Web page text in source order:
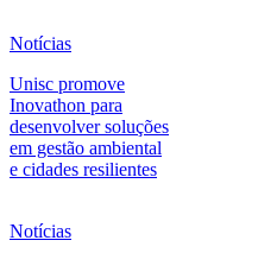
Notícias
Unisc promove
Inovathon para
desenvolver soluções
em gestão ambiental
e cidades resilientes
Notícias